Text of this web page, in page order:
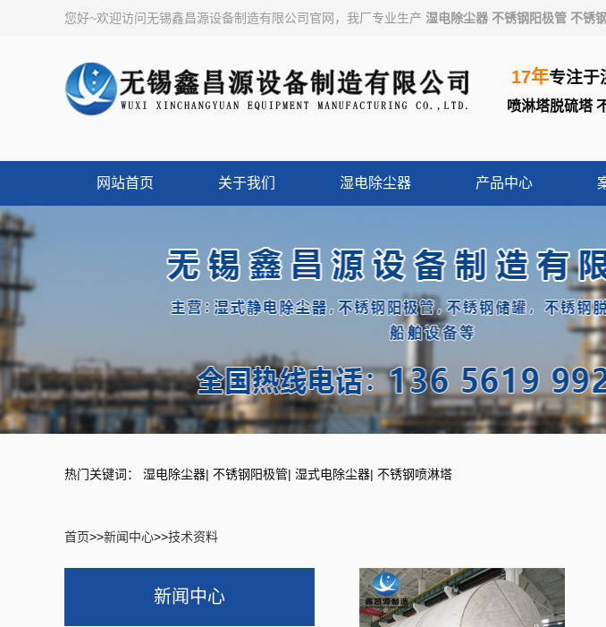
您好~欢迎访问无锡鑫昌源设备制造有限公司官网，我厂专业生产 湿电除尘器 不锈钢阳极管 不锈
17年专注于
喷淋塔脱硫塔
网站首页 关于我们 湿电除尘器 产品中心
热门关键词： 湿电除尘器| 不锈钢阳极管| 湿式电除尘器| 不锈钢喷淋塔
首页>>新闻中心>>技术资料
新闻中心